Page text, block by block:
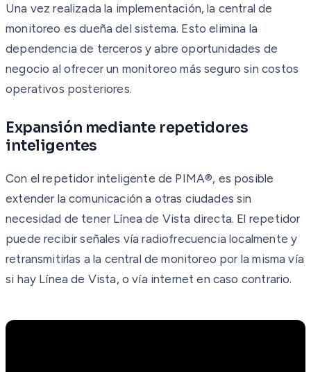
Una vez realizada la implementación, la central de
monitoreo es dueña del sistema. Esto elimina la
dependencia de terceros y abre oportunidades de
negocio al ofrecer un monitoreo más seguro sin costos
operativos posteriores.
Expansión mediante repetidores
inteligentes
Con el repetidor inteligente de PIMA®, es posible
extender la comunicación a otras ciudades sin
necesidad de tener Línea de Vista directa. El repetidor
puede recibir señales vía radiofrecuencia localmente y
retransmitirlas a la central de monitoreo por la misma vía
si hay Línea de Vista, o vía internet en caso contrario.